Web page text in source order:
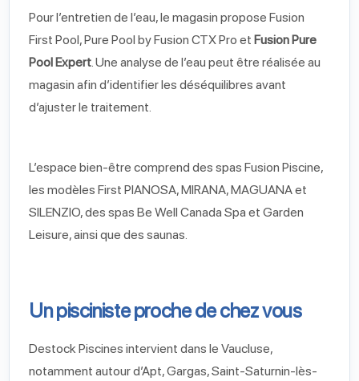
Pour l’entretien de l’eau, le magasin propose Fusion
First Pool, Pure Pool by Fusion CTX Pro et Fusion Pure
Pool Expert. Une analyse de l’eau peut être réalisée au
magasin afin d’identifier les déséquilibres avant
d’ajuster le traitement.
L’espace bien-être comprend des spas Fusion Piscine,
les modèles First PIANOSA, MIRANA, MAGUANA et
SILENZIO, des spas Be Well Canada Spa et Garden
Leisure, ainsi que des saunas.
Un pisciniste proche de chez vous
Destock Piscines intervient dans le Vaucluse,
notamment autour d’Apt, Gargas, Saint-Saturnin-lès-